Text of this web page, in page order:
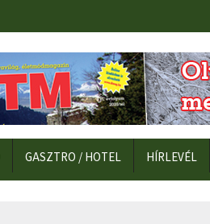
GASZTRO / HOTEL HÍRLEVÉL